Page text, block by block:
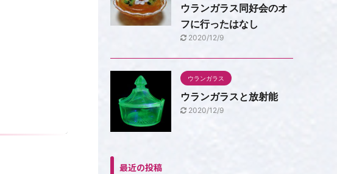
ウランガラス同好会のオ
フに行ったはなし
2020/12/9
ウランガラス
ウランガラスと放射能
2020/12/9
最近の投稿